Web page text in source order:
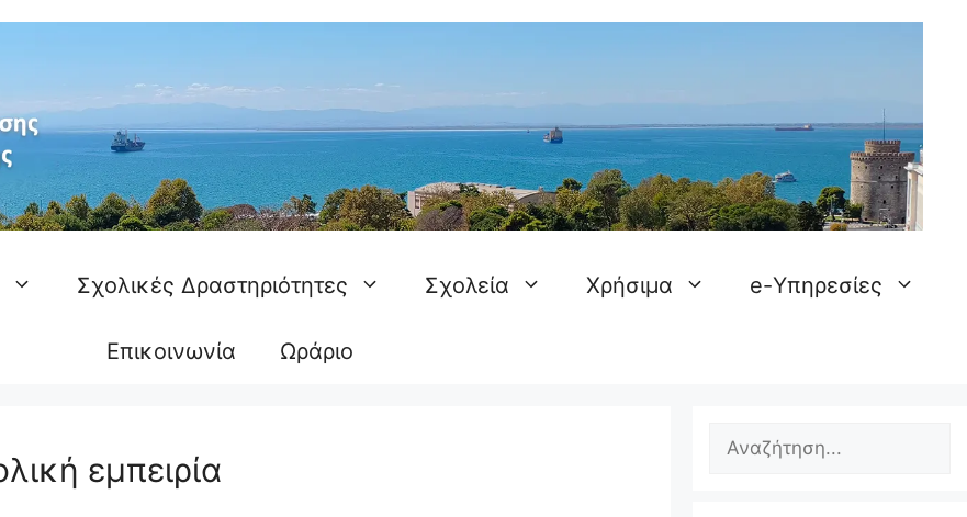
Σχολικές Δραστηριότητες Σχολεία Χρήσιμα e-Υπηρεσίες
Επικοινωνία Ωράριο
εμπειρία